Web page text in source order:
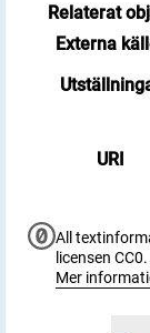
Relaterat
Externa
URI
All
licensen CC0.
Mer